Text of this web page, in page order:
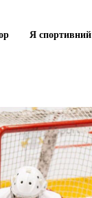
Я спортивний